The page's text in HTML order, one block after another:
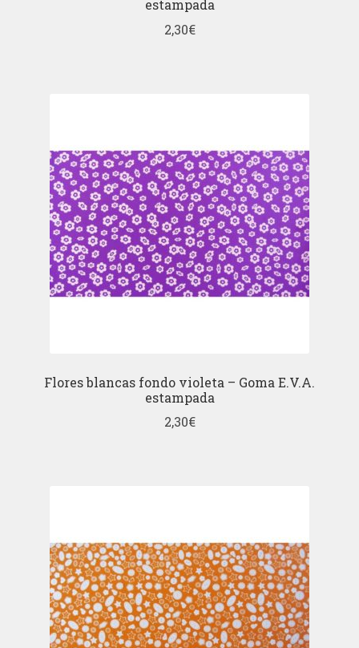
estampada
2,30€
Flores blancas fondo violeta – Goma E.V.A.
estampada
2,30€